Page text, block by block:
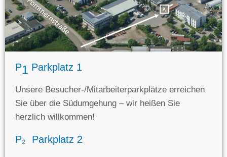
P1 Parkplatz 1
Unsere Besucher-/Mitarbeiterparkplätze erreichen
Sie über die Südumgehung – wir heißen Sie
herzlich willkommen!
P₂ Parkplatz 2